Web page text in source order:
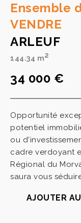
Ensemble
VENDRE
ARLEUF
144.34 m2
34 000 €
Opportunité
potentiel
ou
cadre verdoyant
Régional du
saura vous
AJOUTER